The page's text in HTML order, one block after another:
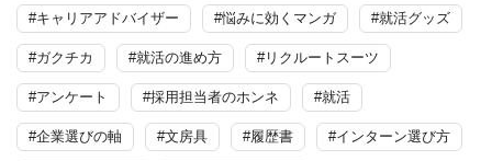
#キャリアアドバイザー #悩みに効くマンガ #就活グッズ
#ガクチカ #就活の進め方 #リクルートスーツ
#アンケート #採用担当者のホンネ #就活
#企業選びの軸 #文房具 #履歴書 #インターン選び方